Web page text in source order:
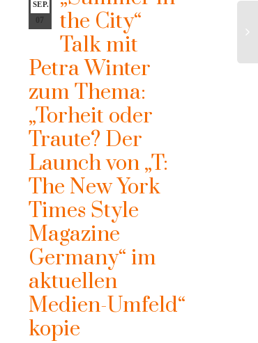
SEP.
07
the City“
Talk mit
Petra Winter
zum Thema:
„Torheit oder
Traute? Der
Launch von „T:
The New York
Times Style
Magazine
Germany“ im
aktuellen
Medien-Umfeld“
kopie